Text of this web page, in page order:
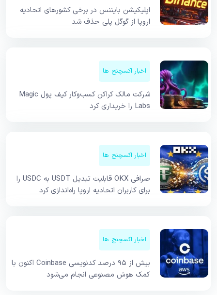
اپلیکیشن بایننس در برخی کشورهای اتحادیه
اروپا از گوگل پلی حذف شد
اخبار اکسچنج ها
شرکت مالک کراکن کسب‌وکار کیف پول Magic
Labs را خریداری کرد
اخبار اکسچنج ها
صرافی OKX قابلیت تبدیل USDT به USDC را
برای کاربران اتحادیه اروپا راه‌اندازی کرد
اخبار اکسچنج ها
بیش از ۹۵ درصد کدنویسی Coinbase اکنون با
کمک هوش مصنوعی انجام می‌شود